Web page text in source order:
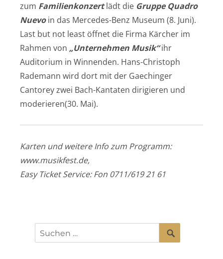
zum Familienkonzertlädt die Gruppe Quadro
Nuevoin das Mercedes-Benz Museum (8. Juni).
Last but not least öffnet die Firma Kärcher im
Rahmen von „Unternehmen Musik“ihr
Auditorium in Winnenden. Hans-Christoph
Rademann wird dort mit der Gaechinger
Cantorey zwei Bach-Kantaten dirigieren und
moderieren(30. Mai).
Karten und weitere Info zum Programm:
www.musikfest.de,
Easy Ticket Service: Fon 0711/619 21 61
Suchen
nach:
SUCHEN